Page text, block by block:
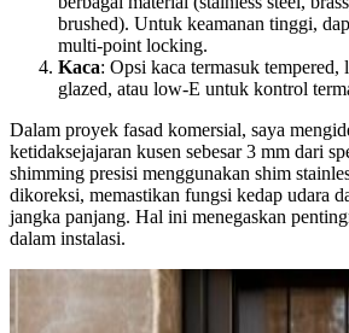
brushed). Untuk keamanan tinggi,
multi-point locking.
Kaca: Opsi kaca termasuk tempered,
glazed, atau low-E untuk kontrol
Dalam proyek fasad komersial, saya
ketidaksejajaran kusen sebesar 3 mm dari
shimming presisi menggunakan shim
dikoreksi, memastikan fungsi kedap udara
jangka panjang. Hal ini menegaskan
dalam instalasi.